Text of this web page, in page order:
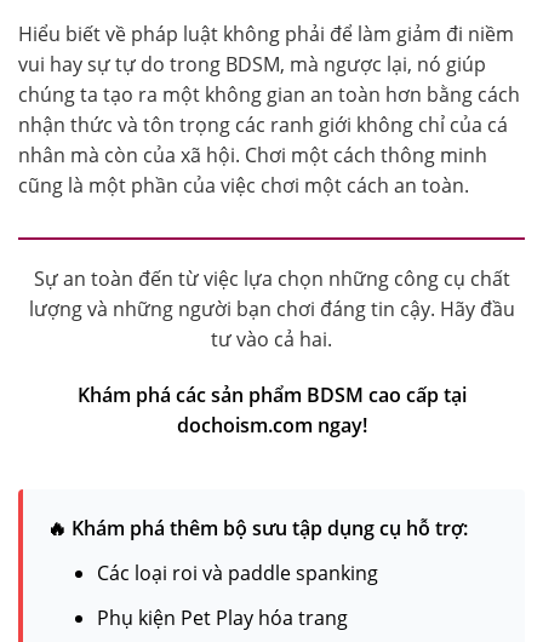
Hiểu biết về pháp luật không phải để làm giảm đi niềm
vui hay sự tự do trong BDSM, mà ngược lại, nó giúp
chúng ta tạo ra một không gian an toàn hơn bằng cách
nhận thức và tôn trọng các ranh giới không chỉ của cá
nhân mà còn của xã hội. Chơi một cách thông minh
cũng là một phần của việc chơi một cách an toàn.
Sự an toàn đến từ việc lựa chọn những công cụ chất
lượng và những người bạn chơi đáng tin cậy. Hãy đầu
tư vào cả hai.
Khám phá các sản phẩm BDSM cao cấp tại
dochoism.com ngay!
🔥 Khám phá thêm bộ sưu tập dụng cụ hỗ trợ:
Các loại roi và paddle spanking
Phụ kiện Pet Play hóa trang